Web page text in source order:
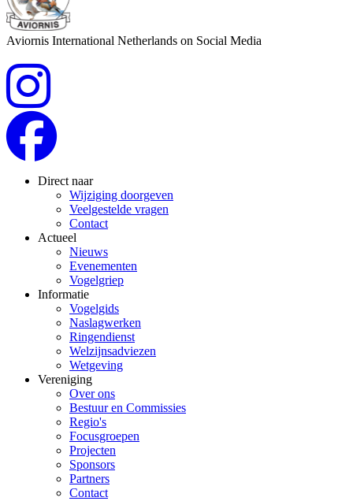
Aviornis International Netherlands on Social Media
Direct naar
Wijziging doorgeven
Veelgestelde vragen
Contact
Actueel
Nieuws
Evenementen
Vogelgriep
Informatie
Vogelgids
Naslagwerken
Ringendienst
Welzijnsadviezen
Wetgeving
Vereniging
Over ons
Bestuur en Commissies
Regio's
Focusgroepen
Projecten
Sponsors
Partners
Contact